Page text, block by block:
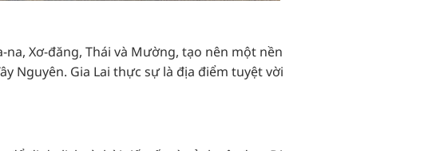
Xơ-đăng, Thái và Mường, tạo nên một nền
Nguyên. Gia Lai thực sự là địa điểm tuyệt vời